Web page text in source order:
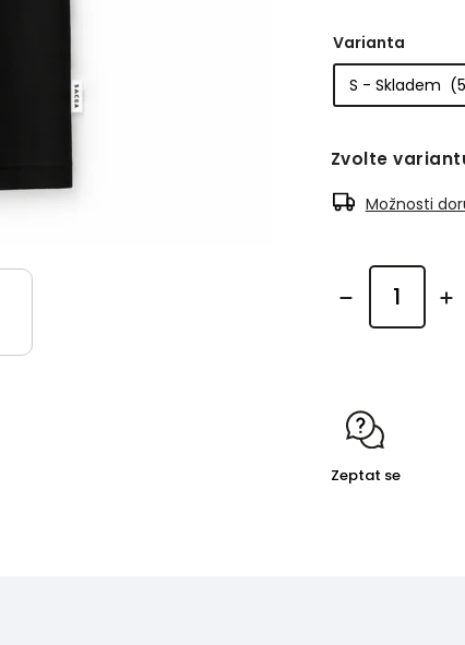
Varianta
Zvolte
Možnosti
Zeptat se